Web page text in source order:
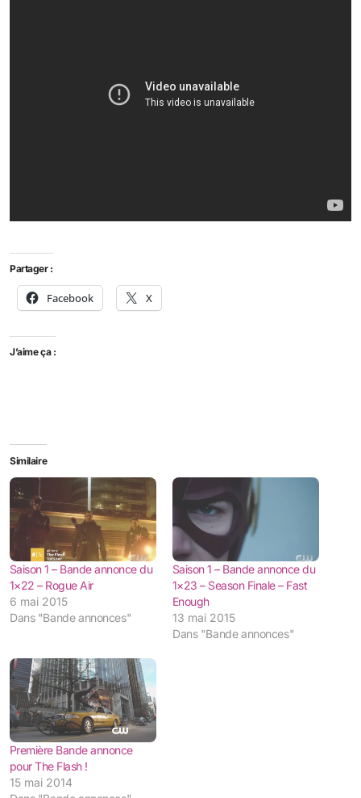
Partager :
Facebook X
J’aime ça :
Similaire
Saison 1 – Bande annonce du
1×22 – Rogue Air
6 mai 2015
Dans "Bande annonces"
Saison 1 – Bande annonce du
1×23 – Season Finale – Fast
Enough
13 mai 2015
Dans "Bande annonces"
Première Bande annonce
pour The Flash !
15 mai 2014